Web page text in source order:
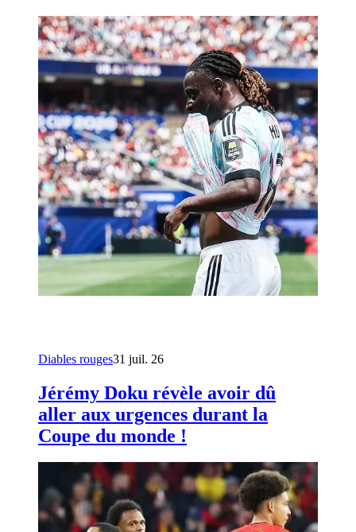
Diables rouges31 juil. 26
Jérémy Doku révèle avoir dû
aller aux urgences durant la
Coupe du monde !